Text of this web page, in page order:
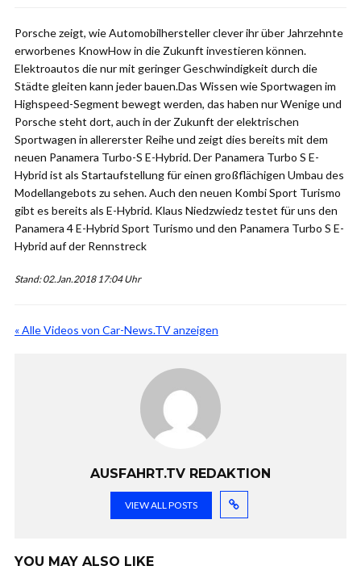
Porsche zeigt, wie Automobilhersteller clever ihr über Jahrzehnte
erworbenes KnowHow in die Zukunft investieren können.
Elektroautos die nur mit geringer Geschwindigkeit durch die
Städte gleiten kann jeder bauen.Das Wissen wie Sportwagen im
Highspeed-Segment bewegt werden, das haben nur Wenige und
Porsche steht dort, auch in der Zukunft der elektrischen
Sportwagen in allererster Reihe und zeigt dies bereits mit dem
neuen Panamera Turbo-S E-Hybrid. Der Panamera Turbo S E-
Hybrid ist als Startaufstellung für einen großflächigen Umbau des
Modellangebots zu sehen. Auch den neuen Kombi Sport Turismo
gibt es bereits als E-Hybrid. Klaus Niedzwiedz testet für uns den
Panamera 4 E-Hybrid Sport Turismo und den Panamera Turbo S E-
Hybrid auf der Rennstreck
Stand: 02.Jan.2018 17:04 Uhr
« Alle Videos von Car-News.TV anzeigen
AUSFAHRT.TV REDAKTION
VIEW ALL POSTS
YOU MAY ALSO LIKE